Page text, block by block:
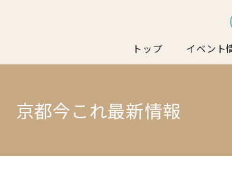
トップ イベント
京都今これ最新情報